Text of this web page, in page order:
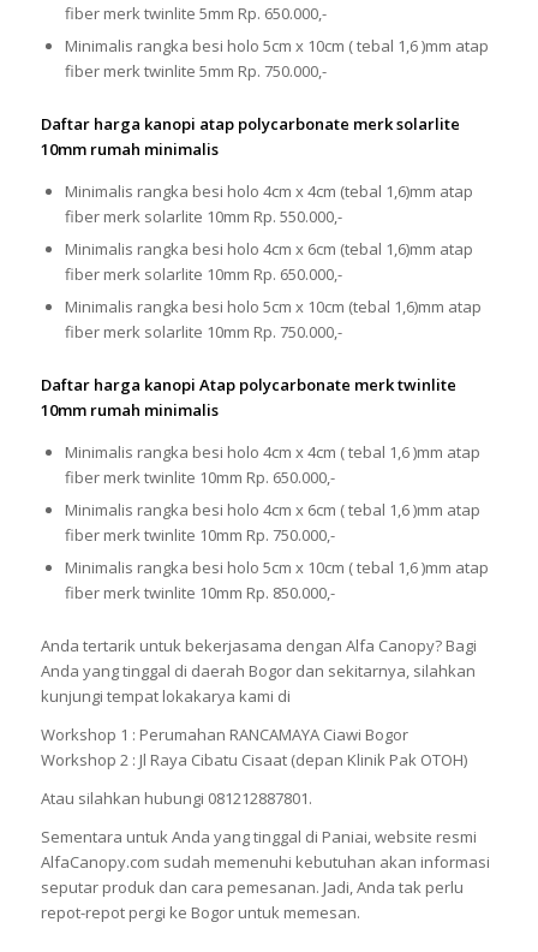
fiber merk twinlite 5mm Rp. 650.000,-
Minimalis rangka besi holo 5cm x 10cm ( tebal 1,6 )mm atap
fiber merk twinlite 5mm Rp. 750.000,-
Daftar harga kanopi atap polycarbonate merk solarlite
10mm rumah minimalis
Minimalis rangka besi holo 4cm x 4cm (tebal 1,6)mm atap
fiber merk solarlite 10mm Rp. 550.000,-
Minimalis rangka besi holo 4cm x 6cm (tebal 1,6)mm atap
fiber merk solarlite 10mm Rp. 650.000,-
Minimalis rangka besi holo 5cm x 10cm (tebal 1,6)mm atap
fiber merk solarlite 10mm Rp. 750.000,-
Daftar harga kanopi Atap polycarbonate merk twinlite
10mm rumah minimalis
Minimalis rangka besi holo 4cm x 4cm ( tebal 1,6 )mm atap
fiber merk twinlite 10mm Rp. 650.000,-
Minimalis rangka besi holo 4cm x 6cm ( tebal 1,6 )mm atap
fiber merk twinlite 10mm Rp. 750.000,-
Minimalis rangka besi holo 5cm x 10cm ( tebal 1,6 )mm atap
fiber merk twinlite 10mm Rp. 850.000,-
Anda tertarik untuk bekerjasama dengan Alfa Canopy? Bagi
Anda yang tinggal di daerah Bogor dan sekitarnya, silahkan
kunjungi tempat lokakarya kami di
Workshop 1 : Perumahan RANCAMAYA Ciawi Bogor
Workshop 2 : Jl Raya Cibatu Cisaat (depan Klinik Pak OTOH)
Atau silahkan hubungi 081212887801.
Sementara untuk Anda yang tinggal di Paniai, website resmi
AlfaCanopy.com sudah memenuhi kebutuhan akan informasi
seputar produk dan cara pemesanan. Jadi, Anda tak perlu
repot-repot pergi ke Bogor untuk memesan.